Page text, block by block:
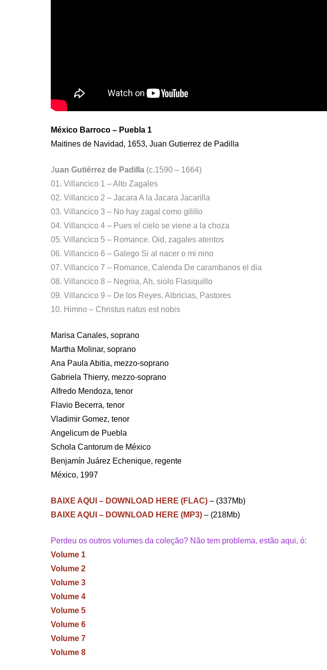
México Barroco – Puebla 1
Maitines de Navidad, 1653, Juan Gutierrez de Padilla
Juan Gutiérrez de Padilla (c.1590 – 1664)
01. Villancico 1 – Alto Zagales
02. Villancico 2 – Jacara A la Jacara Jacarilla
03. Villancico 3 – No hay zagal como gilillo
04. Villancico 4 – Pues el cielo se viene a la choza
05. Villancico 5 – Romance. Oid, zagales atentos
06. Villancico 6 – Galego Si al nacer o mi nino
07. Villancico 7 – Romance, Calenda De carambanos el dia
08. Villancico 8 – Negriia, Ah, siolo Flasiquillo
09. Villancico 9 – De los Reyes. Albricias, Pastores
10. Himno – Christus natus est nobis
Marisa Canales, soprano
Martha Molinar, soprano
Ana Paula Abitia, mezzo-soprano
Gabriela Thierry, mezzo-soprano
Alfredo Mendoza, tenor
Flavio Becerra, tenor
Vladimir Gomez, tenor
Angelicum de Puebla
Schola Cantorum de México
Benjamín Juárez Echenique, regente
México, 1997
BAIXE AQUI – DOWNLOAD HERE (FLAC) – (337Mb)
BAIXE AQUI – DOWNLOAD HERE (MP3) – (218Mb)
Perdeu os outros volumes da coleção? Não tem problema, estão aqui, ó:
Volume 1
Volume 2
Volume 3
Volume 4
Volume 5
Volume 6
Volume 7
Volume 8